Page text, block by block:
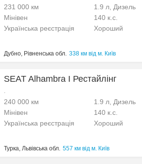
231 000 км 1.9 л, Дизель
Мінівен
140 к.с.
Українська реєстрація
Хороший
Дубно, Рівненська обл. 338 км від м. Київ
SEAT Alhambra I Рестайлінг
.
240 000 км 1.9 л, Дизель
Мінівен
140 к.с.
Українська реєстрація
Хороший
Турка, Львівська обл. 557 км від м. Київ